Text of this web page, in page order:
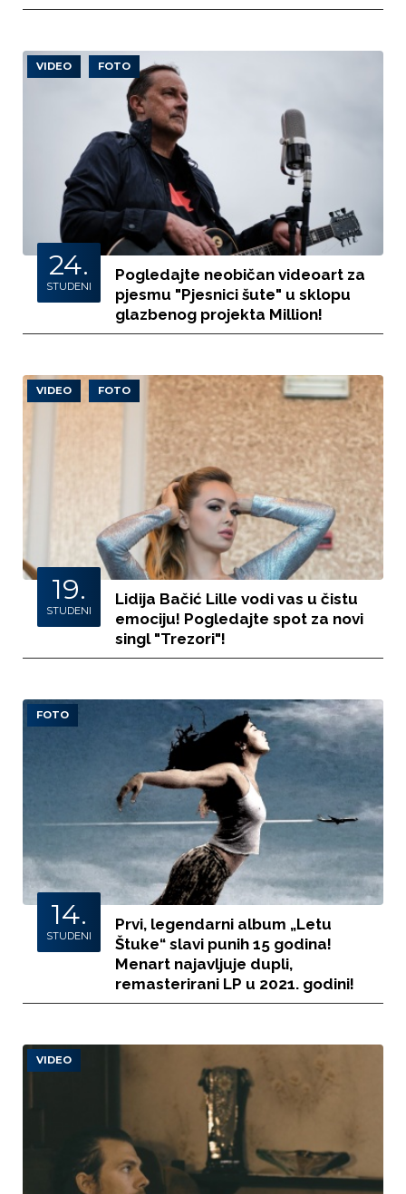
VIDEO FOTO
24.
STUDENI
Pogledajte neobičan videoart za
pjesmu "Pjesnici šute" u sklopu
glazbenog projekta Million!
VIDEO FOTO
19.
STUDENI
Lidija Bačić Lille vodi vas u čistu
emociju! Pogledajte spot za novi
singl "Trezori"!
FOTO
14.
STUDENI
Prvi, legendarni album „Letu
Štuke“ slavi punih 15 godina!
Menart najavljuje dupli,
remasterirani LP u 2021. godini!
VIDEO